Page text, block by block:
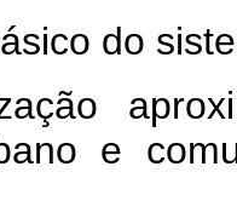
do
e